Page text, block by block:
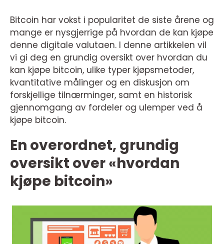
Bitcoin har vokst i popularitet de siste årene og
mange er nysgjerrige på hvordan de kan kjøpe
denne digitale valutaen. I denne artikkelen vil
vi gi deg en grundig oversikt over hvordan du
kan kjøpe bitcoin, ulike typer kjøpsmetoder,
kvantitative målinger og en diskusjon om
forskjellige tilnærminger, samt en historisk
gjennomgang av fordeler og ulemper ved å
kjøpe bitcoin.
En overordnet, grundig
oversikt over «hvordan
kjøpe bitcoin»